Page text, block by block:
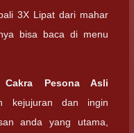
3X Lipat dari mahar
bisa baca di menu
Cakra Pesona Asli
kejujuran dan ingin
anda yang utama,